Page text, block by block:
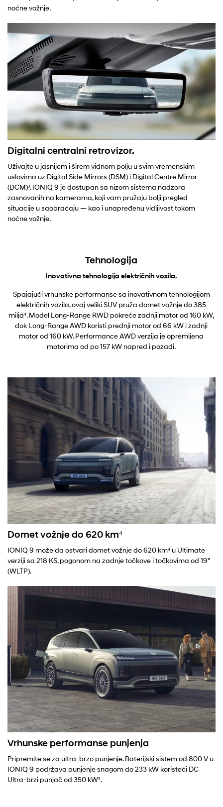
noćne vožnje.
Digitalni centralni retrovizor.
Uživajte u jasnijem i širem vidnom polju u svim vremenskim
uslovima uz Digital Side Mirrors (DSM) i Digital Centre Mirror
(DCM)³. IONIQ 9 je dostupan sa nizom sistema nadzora
zasnovanih na kamerama, koji vam pružaju bolji pregled
situacije u saobraćaju — kao i unapređenu vidljivost tokom
noćne vožnje.
Tehnologija
Inovativna tehnologija električnih vozila.
Spajajući vrhunske performanse sa inovativnom tehnologijom
električnih vozila, ovaj veliki SUV pruža domet vožnje do 385
milja⁴. Model Long-Range RWD pokreće zadnji motor od 160 kW,
dok Long-Range AWD koristi prednji motor od 66 kW i zadnji
motor od 160 kW. Performance AWD verzija je opremljena
motorima od po 157 kW napred i pozadi.
Domet vožnje do 620 km⁴
IONIQ 9 može da ostvari domet vožnje do 620 km⁴ u Ultimate
verziji sa 218 KS, pogonom na zadnje točkove i točkovima od 19"
(WLTP).
Vrhunske performanse punjenja
Pripremite se za ultra-brzo punjenje. Baterijski sistem od 800 V u
IONIQ 9 podržava punjenje snagom do 233 kW koristeći DC
Ultra-brzi punjač od 350 kW⁵.